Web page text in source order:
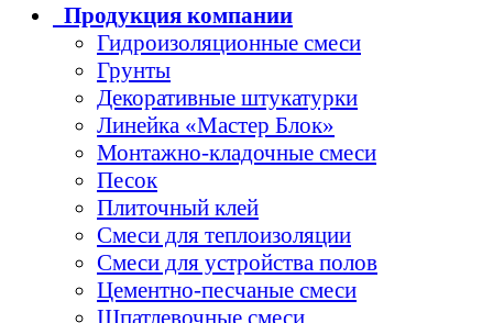
Продукция компании
Гидроизоляционные смеси
Грунты
Декоративные штукатурки
Линейка «Мастер Блок»
Монтажно-кладочные смеси
Песок
Плиточный клей
Смеси для теплоизоляции
Смеси для устройства полов
Цементно-песчаные смеси
Шпатлевочные смеси